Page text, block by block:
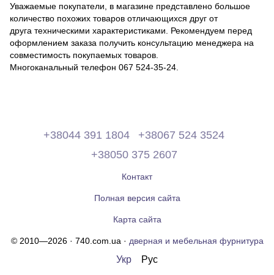
Уважаемые покупатели, в магазине представлено большое
количество похожих товаров отличающихся друг от
друга техническими характеристиками. Рекомендуем перед
оформлением заказа получить консультацию менеджера на
совместимость покупаемых товаров.
Многоканальный телефон 067 524-35-24.
+38044 391 1804
+38067 524 3524
+38050 375 2607
Контакт
Полная версия сайта
Карта сайта
© 2010—2026 · 740.com.ua · дверная и мебельная фурнитура
Укр Рус